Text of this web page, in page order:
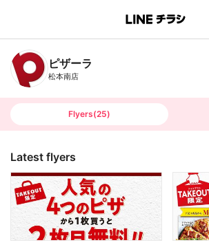
B
n
c
h
T
ピザーラ
松本南店
Flyers(25)
Latest flyers